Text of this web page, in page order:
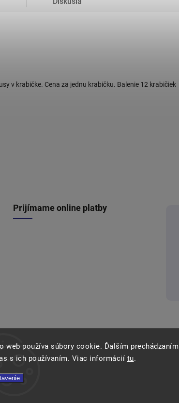
web používa súbory cookie. Ďalším
s ich používaním. Viac informácií tu.
v krabičke. Cena za jednu krabičku. Balenie 12 krabičiek
Prijímame online platby